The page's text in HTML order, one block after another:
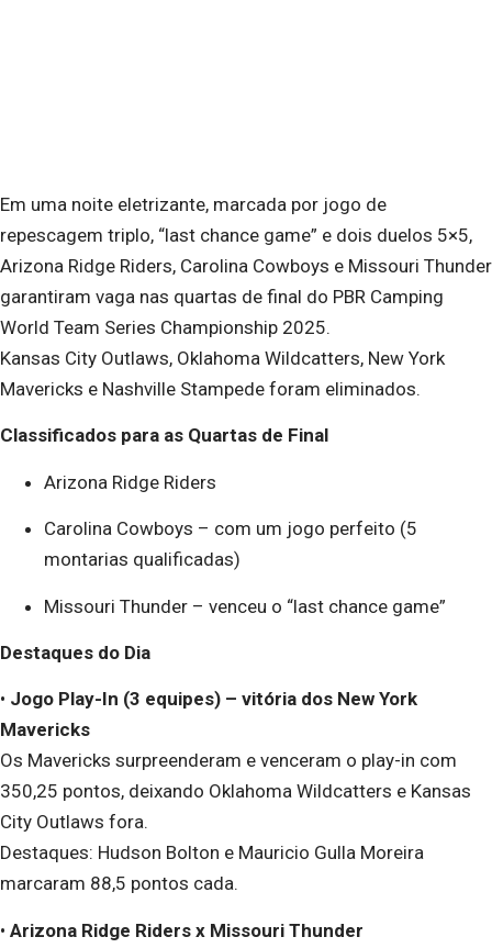
Em uma noite eletrizante, marcada por jogo de
repescagem triplo, “last chance game” e dois duelos 5×5,
Arizona Ridge Riders, Carolina Cowboys e Missouri Thunder
garantiram vaga nas quartas de final do PBR Camping
World Team Series Championship 2025.
Kansas City Outlaws, Oklahoma Wildcatters, New York
Mavericks e Nashville Stampede foram eliminados.
Classificados para as Quartas de Final
Arizona Ridge Riders
Carolina Cowboys – com um jogo perfeito (5
montarias qualificadas)
Missouri Thunder – venceu o “last chance game”
Destaques do Dia
• Jogo Play-In (3 equipes) – vitória dos New York
Mavericks
Os Mavericks surpreenderam e venceram o play-in com
350,25 pontos, deixando Oklahoma Wildcatters e Kansas
City Outlaws fora.
Destaques: Hudson Bolton e Mauricio Gulla Moreira
marcaram 88,5 pontos cada.
• Arizona Ridge Riders x Missouri Thunder